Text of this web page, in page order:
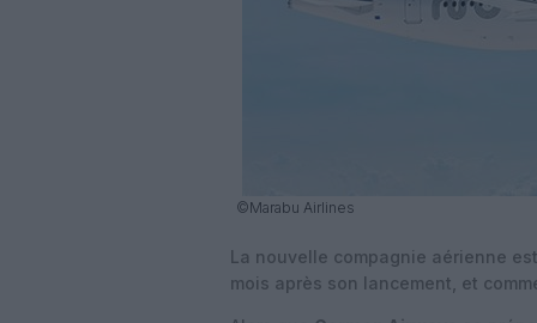
©Marabu Airlines
La nouvelle compagnie aérienne
mois après son lancement, et